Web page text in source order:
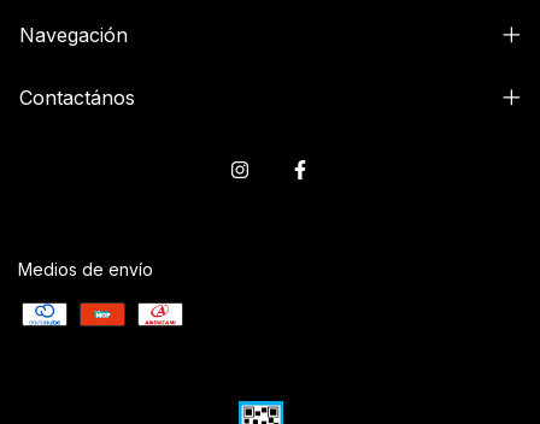
Navegación
Contactános
Medios de envío